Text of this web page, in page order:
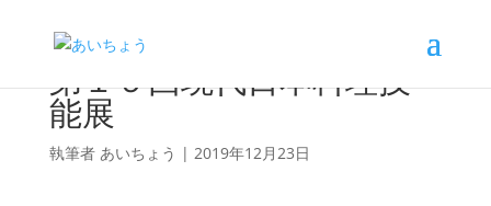
第１９回現代日本料理技
能展
執筆者 あいちょう | 2019年12月23日